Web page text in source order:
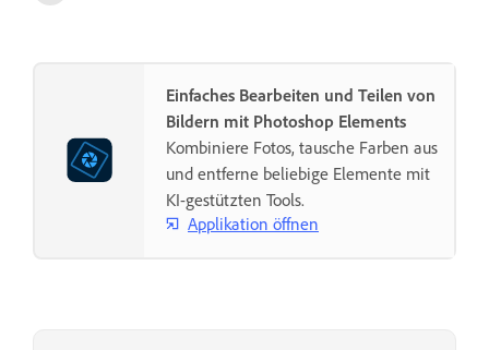
Einfaches Bearbeiten und Teilen von
Bildern mit Photoshop Elements
Kombiniere Fotos, tausche Farben aus
und entferne beliebige Elemente mit
KI-gestützten Tools.
Applikation öffnen